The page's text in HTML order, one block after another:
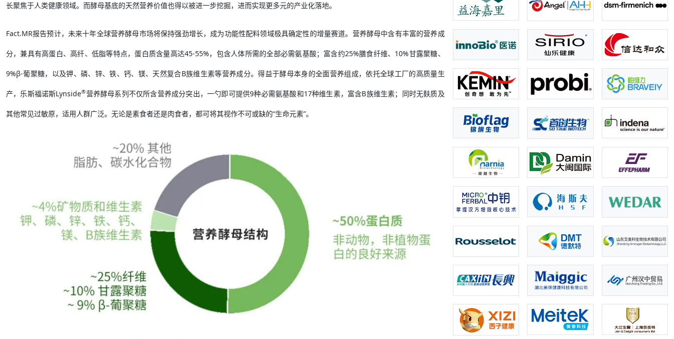
长聚焦于人类健康领域。而酵母基底的天然营养价值也得以被进一步挖掘，进而实现更多元的产业化落地。
Fact.MR报告预计，未来十年全球营养酵母市场将保持强劲增长，成为功能性配料领域极具确定性的增量赛道。营养酵母中含有丰富的营养成
分，兼具有高蛋白、高纤、低脂等特点，蛋白质含量高达45-55%，包含人体所需的全部必需氨基酸；富含约25%膳食纤维、10%甘露聚糖、
9%β-葡聚糖，以及钾、磷、锌、铁、钙、镁、天然复合B族维生素等营养成分。得益于酵母本身的全面营养组成，依托全球工厂的高质量生
产，乐斯福诺斯Lynside®营养酵母系列不仅所含营养成分突出，一勺即可提供9种必需氨基酸和17种维生素，富含B族维生素；同时无麸质及
其他常见过敏原，适用人群广泛。无论是素食者还是肉食者，都可将其视作不可或缺的“生命元素”。